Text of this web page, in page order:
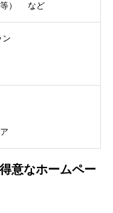
等） など
ン
意なホームペー